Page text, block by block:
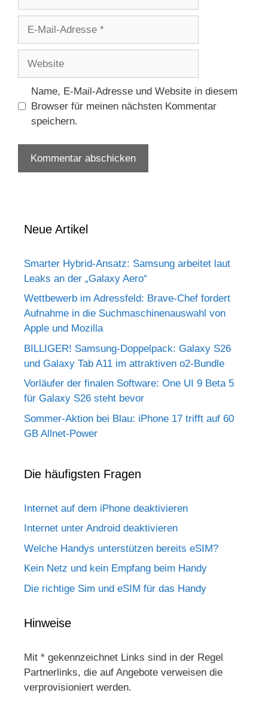
Adresse
Name, E-Mail-Adresse und Website in diesem
Browser für meinen nächsten Kommentar
speichern.
Neue Artikel
Smarter Hybrid-Ansatz: Samsung arbeitet laut
Leaks an der „Galaxy Aero“
Wettbewerb im Adressfeld: Brave-Chef fordert
Aufnahme in die Suchmaschinenauswahl von
Apple und Mozilla
BILLIGER! Samsung-Doppelpack: Galaxy S26
und Galaxy Tab A11 im attraktiven o2-Bundle
Vorläufer der finalen Software: One UI 9 Beta 5
für Galaxy S26 steht bevor
Sommer-Aktion bei Blau: iPhone 17 trifft auf 60
GB Allnet-Power
Die häufigsten Fragen
Internet auf dem iPhone deaktivieren
Internet unter Android deaktivieren
Welche Handys unterstützen bereits eSIM?
Kein Netz und kein Empfang beim Handy
Die richtige Sim und eSIM für das Handy
Hinweise
Mit * gekennzeichnet Links sind in der Regel
Partnerlinks, die auf Angebote verweisen die
verprovisioniert werden.